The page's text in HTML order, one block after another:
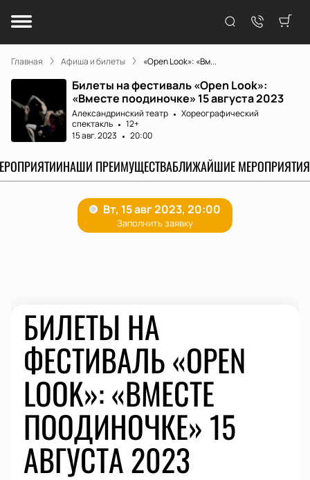
Главная Афиша и билеты «Open Look»: «Вм...
Билеты на фестиваль «Open Look»:
«Вместе поодиночке» 15 августа 2023
Александринский театр
Хореографический
спектакль
12+
15 авг. 2023
20:00
НАШИ ПРЕИМУЩЕСТВАБЛИЖАЙШИЕ МЕРОПРИЯТИЯ
БИЛЕТЫ НА
ФЕСТИВАЛЬ «OPEN
LOOK»: «ВМЕСТЕ
ПООДИНОЧКЕ» 15
АВГУСТА 2023